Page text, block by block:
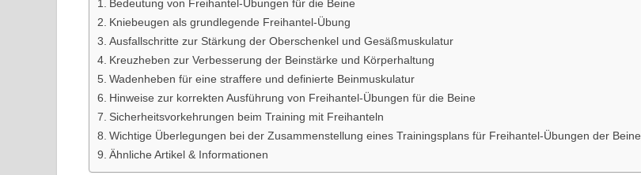
Bedeutung von Freihantel-Übungen für die Beine
Kniebeugen als grundlegende Freihantel-Übung
Ausfallschritte zur Stärkung der Oberschenkel und Gesäßmuskulatur
Kreuzheben zur Verbesserung der Beinstärke und Körperhaltung
Wadenheben für eine straffere und definierte Beinmuskulatur
Hinweise zur korrekten Ausführung von Freihantel-Übungen für die Beine
Sicherheitsvorkehrungen beim Training mit Freihanteln
Wichtige Überlegungen bei der Zusammenstellung eines Trainingsplans für Freihantel-Übungen der Beine
Ähnliche Artikel & Informationen